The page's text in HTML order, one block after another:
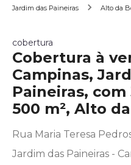
Jardim das Paineiras
Alto da
cobertura
Cobertura à
Campinas,
Paineiras,
500 m², Alto
Rua Maria Teresa
Jardim das Paineiras -